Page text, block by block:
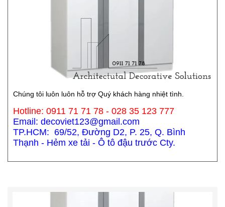
Chúng tôi luôn luôn hỗ trợ Quý khách hàng nhiệt tình.
Hotline: 0911 71 71 78 - 028 35 123 777
Email: decoviet123@gmail.com
TP.HCM: 69/52, Đường D2, P. 25, Q. Bình
Thạnh - Hẻm xe tải - Ô tô đậu trước Cty.